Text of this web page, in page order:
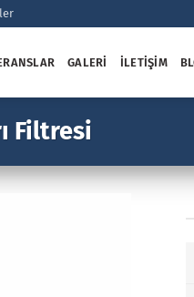
GALERI İLETIŞIM
Filtresi